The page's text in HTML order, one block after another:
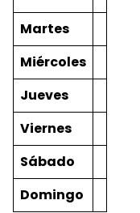
Martes
Miércoles
Jueves
Viernes
Sábado
Domingo